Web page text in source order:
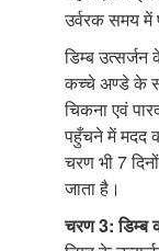
उर्वरक समय में
डिम्ब
कच्चे अण्डे के
चिकना एवं
पहुँचने में मदद
चरण भी 7
जाता है।
चरण 3: डिम्ब